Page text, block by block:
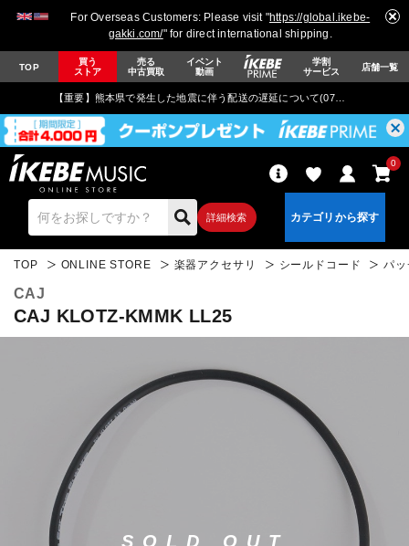
For Overseas Customers: Please visit "https://global.ikebe-
gakki.com/" for direct international shipping.
TOP
買う
ストア
売る
中古買取
イベント
動画
学割
サービス
店舗一覧
【重要】熊本県で発生した地震に伴う配送の遅延について(07月29日
詳細検索
0
ベース
TOP ONLINE STORE 楽器アクセサリ シールドコード パ
CAJ
CAJ KLOTZ-KMMK LL25
SOLD OUT